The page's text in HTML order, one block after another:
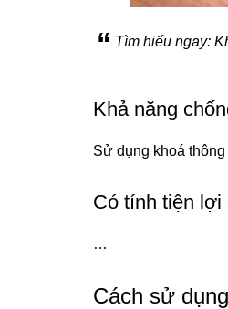
Tìm hiểu ngay:
Khả năng
Sử dụng khoá
Có tính tiện lợi
…
Cách sử